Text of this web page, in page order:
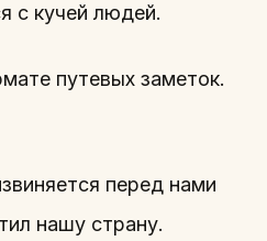
с кучей людей.
путевых заметок.
перед нами
нашу страну.